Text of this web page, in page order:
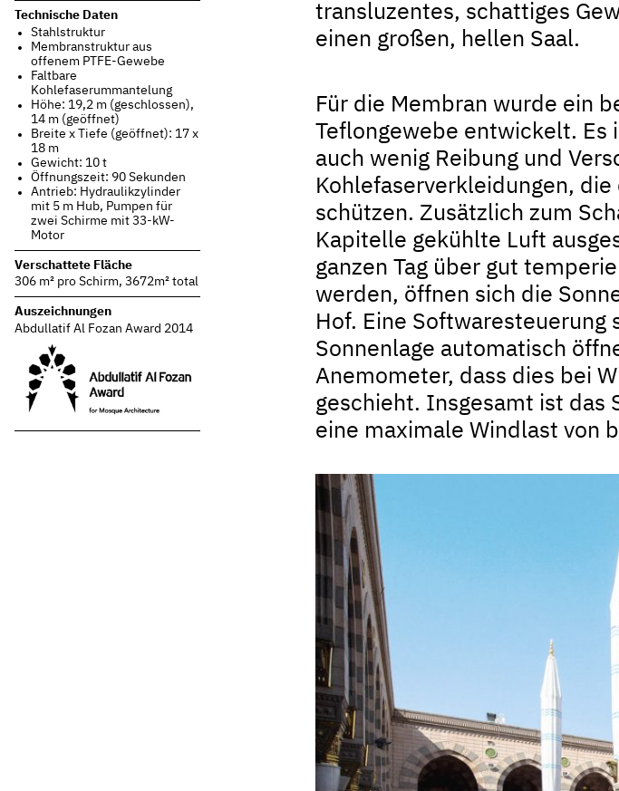
Technische Daten
Stahlstruktur
Membranstruktur aus
offenem PTFE-Gewebe
Faltbare
Kohlefaserummantelung
Höhe: 19,2 m (geschlossen),
14 m (geöffnet)
Breite x Tiefe (geöffnet): 17 x
18 m
Gewicht: 10 t
Öffnungszeit: 90 Sekunden
Antrieb: Hydraulikzylinder
mit 5 m Hub, Pumpen für
zwei Schirme mit 33-kW-
Motor
Verschattete Fläche
306 m² pro Schirm, 3672m² total
Auszeichnungen
Abdullatif Al Fozan Award 2014
transluzentes, schattiges
einen großen, hellen Saal.
Für die Membran wurde ein
Teflongewebe entwickelt. Es
auch wenig Reibung und
Kohlefaserverkleidungen,
schützen. Zusätzlich zum
Kapitelle gekühlte Luft
ganzen Tag über gut
werden, öffnen sich die
Hof. Eine Softwaresteuerung
Sonnenlage automatisch
Anemometer, dass dies bei
geschieht. Insgesamt ist das
eine maximale Windlast von